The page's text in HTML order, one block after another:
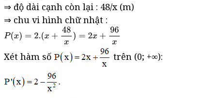
⇒ độ dài cạnh còn lại : 48/x (m)
⇒ chu vi hình chữ nhật :
Xét hàm số trên (0; +∞):